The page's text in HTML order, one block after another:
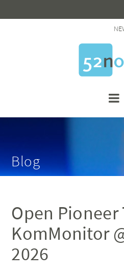
Blog
Open Pioneer
KomMonitor
2026